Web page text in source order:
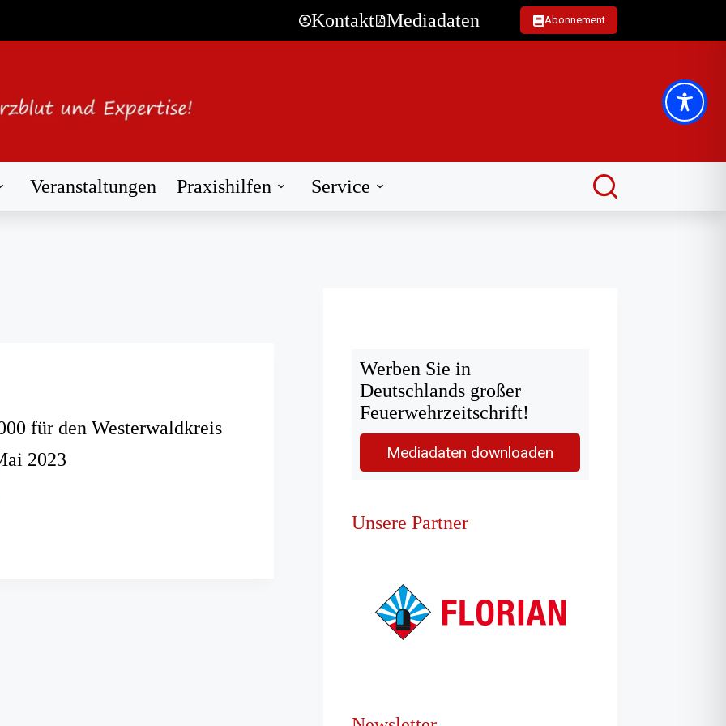
Kontakt Mediadaten Abonnement
Veranstaltungen Praxishilfen Service
für den Westerwaldkreis
2023
Werben Sie in
Deutschlands großer
Feuerwehrzeitschrift!
Mediadaten downloaden
Unsere Partner